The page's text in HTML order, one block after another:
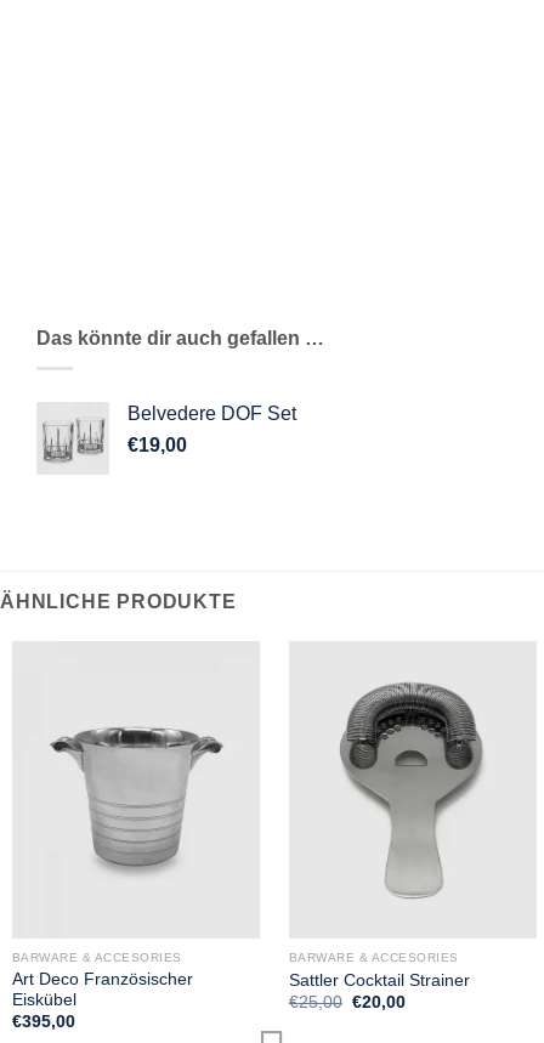
Das könnte dir auch gefallen …
Belvedere DOF Set
€19,00
ÄHNLICHE PRODUKTE
BARWARE & ACCESORIES
Art Deco Französischer
Eiskübel
€395,00
BARWARE & ACCESORIES
Sattler Cocktail Strainer
€25,00 Ursprünglicher
€20,00Aktueller